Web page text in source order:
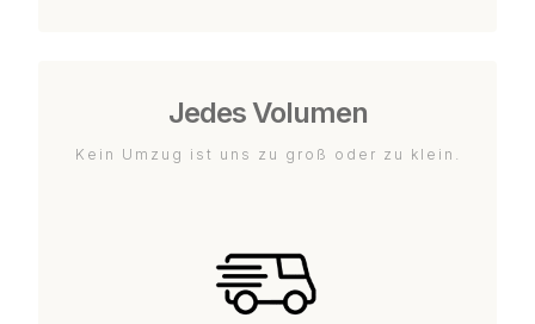
Jedes Volumen
Kein Umzug ist uns zu groß oder zu klein.